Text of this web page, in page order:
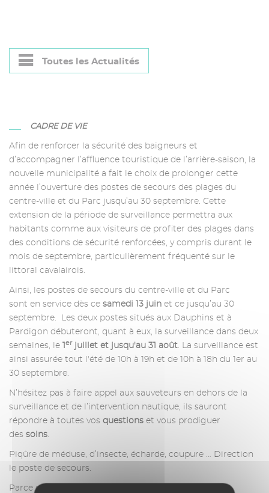
Toutes les Actualités
CADRE DE VIE
Afin de renforcer la sécurité des baigneurs et
d’accompagner l’affluence touristique de l’arrière-saison, la
nouvelle municipalité a fait le choix de prolonger cette
année l’ouverture des postes de secours des plages du
centre-ville et du Parc jusqu’au 30 septembre. Cette
extension de la période de surveillance permettra aux
habitants comme aux visiteurs de profiter des plages dans
des conditions de sécurité renforcées, y compris durant le
mois de septembre, particulièrement fréquenté sur le
littoral cavalairois.
Ainsi, les postes de secours du centre-ville et du Parc
sont en service dès ce samedi 13 juin et ce jusqu’au 30
septembre. Les deux postes situés aux Dauphins et à
Pardigon débuteront, quant à eux, la surveillance dans deux
semaines, le
er juillet et jusqu'au 31 août. La surveillance est
ainsi assurée tout l'été de 10h à 19h et de 10h à 18h du 1er au
30 septembre.
N’hésitez pas à faire appel aux sauveteurs en dehors de la
surveillance et de l’intervention nautique, ils sauront
répondre à toutes vos questions et vous prodiguer
des soins.
Piqûre de méduse, d’insecte, écharde, coupure … Direction
le poste de secours.
Parce que notre priorité est votre sécurité, nous vous